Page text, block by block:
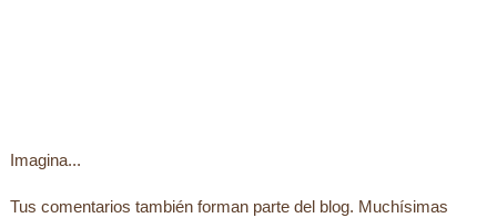
Imagina...
Tus comentarios también forman parte del blog. Muchísimas